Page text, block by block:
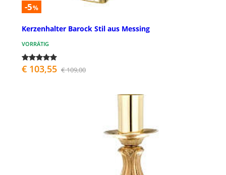
-5%
Kerzenhalter Barock Stil aus Messing
VORRÄTIG
€ 103,55 € 109,00